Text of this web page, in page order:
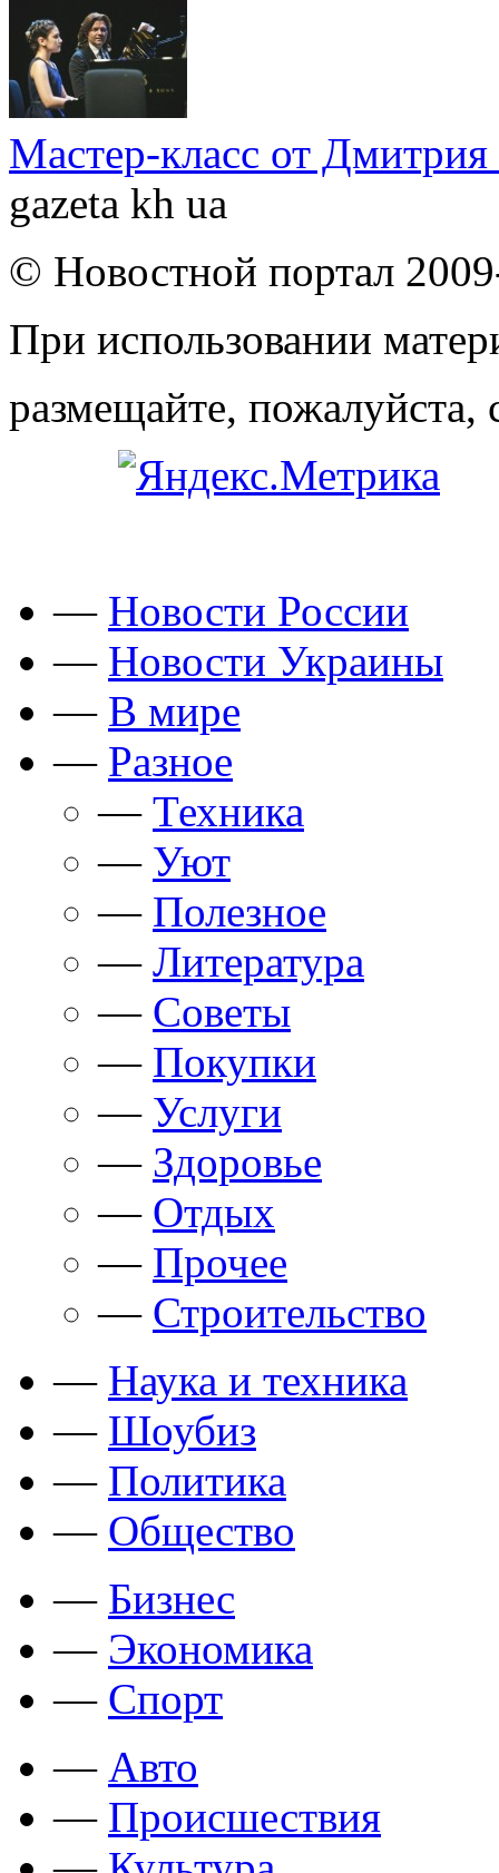
Мастер-класс от
gazeta kh ua
© Новостной портал
При использовании
размещайте, пожалуйста,
— Новости России
— Новости Украины
— В мире
— Разное
— Техника
— Уют
— Полезное
— Литература
— Советы
— Покупки
— Услуги
— Здоровье
— Отдых
— Прочее
— Строительство
— Наука и техника
— Шоубиз
— Политика
— Общество
— Бизнес
— Экономика
— Спорт
— Авто
— Происшествия